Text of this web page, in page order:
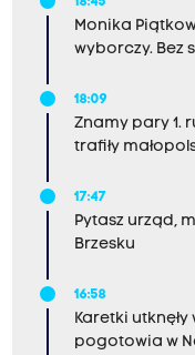
Monika
wyborczy. Bez
18:09
Znamy pary 1.
trafiły
17:47
Pytasz urząd,
Brzesku
16:58
Karetki
pogotowia w